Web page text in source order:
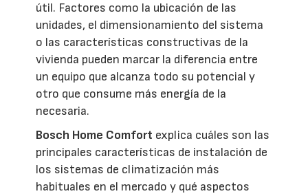
útil. Factores como la ubicación de las
unidades, el dimensionamiento del sistema
o las características constructivas de la
vivienda pueden marcar la diferencia entre
un equipo que alcanza todo su potencial y
otro que consume más energía de la
necesaria.
Bosch Home Comfort explica cuáles son las
principales características de instalación de
los sistemas de climatización más
habituales en el mercado y qué aspectos